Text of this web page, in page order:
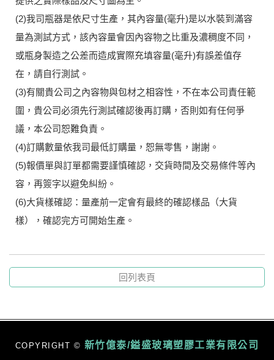
(2)我司瓶器是依尺寸生產，其內容量(毫升)是以水裝到滿容
量為測試方式，該內容量會因內容物之比重及濃稠度不同，
或瓶身製造之公差而造成實際充填容量(毫升)有誤差值存
在，請自行測試。
(3)有關貴公司之內容物與包材之相容性，不在本公司責任範
圍，貴公司必須先行測試確認後再訂購，否則如有任何爭
議，本公司恕難負責。
(4)訂購數量依我司最低訂購量，恕無零售，謝謝。
(5)報價單與訂單都需要謹慎確認，交貨時間及交易條件等內
容，再簽字以避免糾紛。
(6)大貨樣確認：量產前一定會有最終的確認樣品（大貨
樣），確認完方可開始生產。
回列表頁
COPYRIGHT © 新竹億泰/鎰盛玻璃塑膠工業有限公司